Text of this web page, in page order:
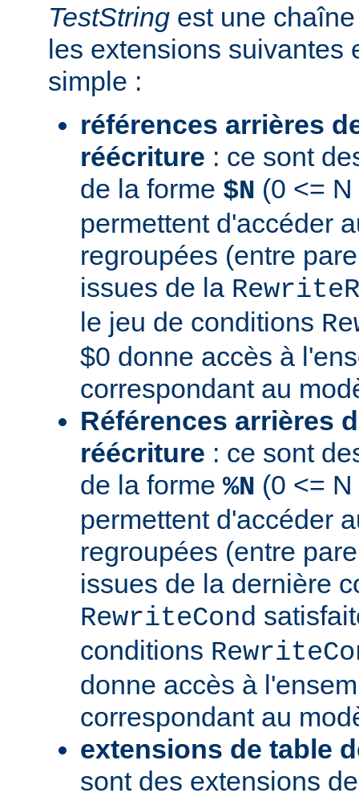
TestString est une
les extensions suivantes
simple :
références arrières
réécriture : ce sont
de la forme $N (0 <=
permettent d'accéder
regroupées (entre
issues de la
le jeu de conditions
$0 donne accès à
correspondant au
Références arrières
réécriture : ce sont
de la forme %N (0 <=
permettent d'accéder
regroupées (entre
issues de la dernière
RewriteCond
conditions
donne accès à
correspondant au
extensions de table
sont des extensions